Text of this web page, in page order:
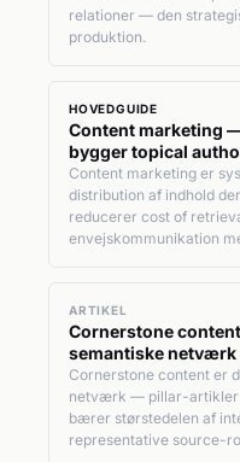
relationer — den
produktion.
HOVEDGUIDE
Content marketing
bygger topical
Content marketing er
distribution af indhold
reducerer cost of
envejskommunikation
ARTIKEL
Cornerstone
semantiske netværk
Cornerstone content er
netværk — pillar-artikler
bærer størstedelen af
representative source-